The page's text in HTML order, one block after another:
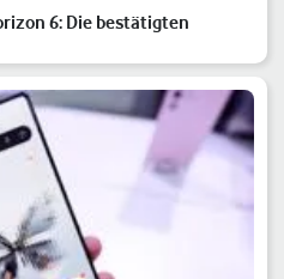
6: Die bestätigten